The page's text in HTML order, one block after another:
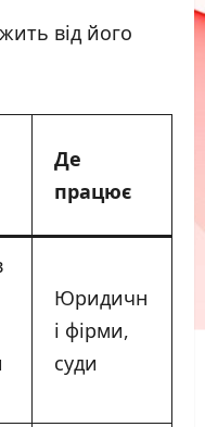
від його
Де
працює
Юридичн
і фірми,
суди